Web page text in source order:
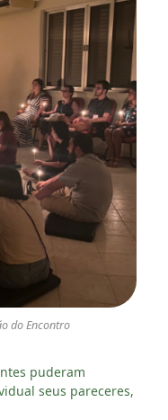
do Encontro
puderam
seus pareceres,